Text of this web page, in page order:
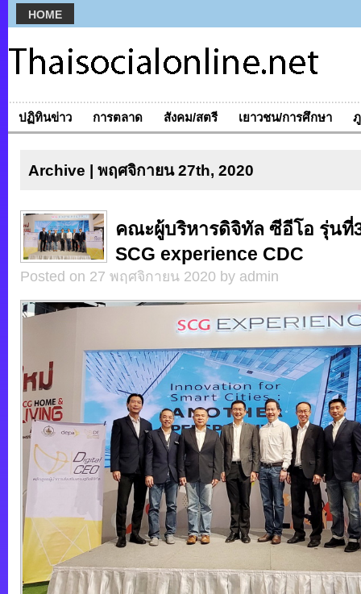
HOME
ปฏิทินข่าว การตลาด สังคม/สตรี เยาวชน/การศึกษา
Archive | พฤศจิกายน 27th, 2020
คณะผู้บริหารดิจิทัล ซีอีโอ รุ่นที่
SCG experience CDC
Posted on 27 พฤศจิกายน 2020 by admin